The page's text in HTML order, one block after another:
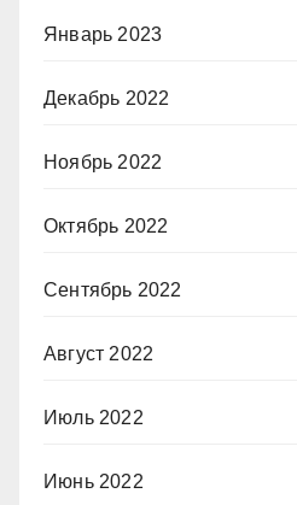
Январь 2023
Декабрь 2022
Ноябрь 2022
Октябрь 2022
Сентябрь 2022
Август 2022
Июль 2022
Июнь 2022